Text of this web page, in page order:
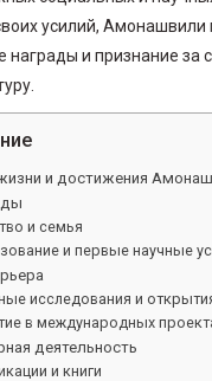
усилий, Амонашвили
награды и признание за
и достижения
и семья
и первые научные
исследования и
в международных
деятельность
и книги